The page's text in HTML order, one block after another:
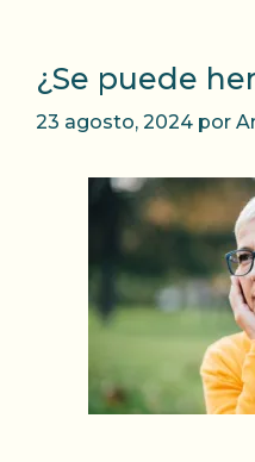
¿Se puede
23 agosto, 2024 por